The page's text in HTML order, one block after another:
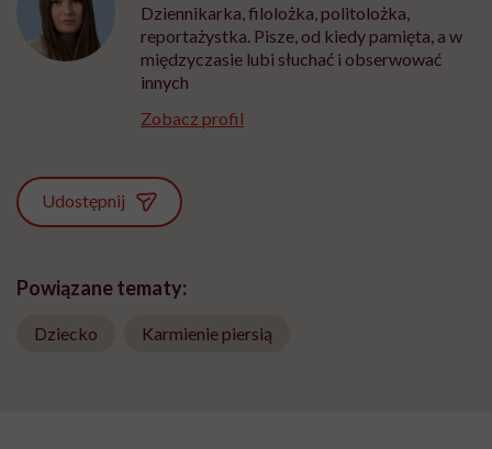
Dziennikarka, filolożka, politolożka,
reportażystka. Pisze, od kiedy pamięta, a w
międzyczasie lubi słuchać i obserwować
innych
Zobacz profil
Udostępnij
Powiązane tematy:
Dziecko Karmienie piersią